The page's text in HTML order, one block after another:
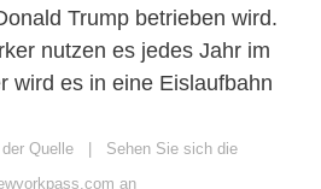
Trump betrieben wird.
nutzen es jedes Jahr im
wird es in eine Eislaufbahn
Quelle
Sehen Sie sich die
an